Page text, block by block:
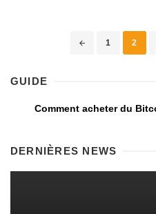
1 2
GUIDE
Comment acheter du
DERNIÈRES NEWS